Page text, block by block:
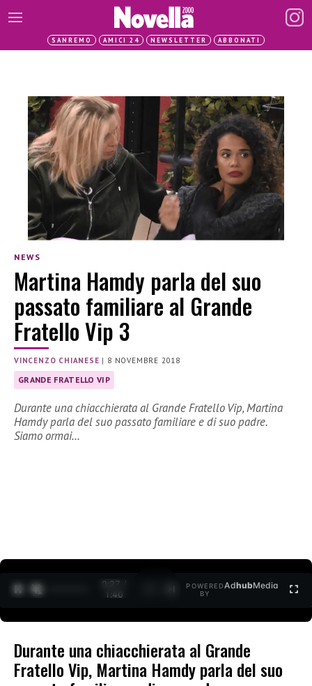
SANREMO AMICI 24 NEWSLETTER ABBONATI
NEWS
Martina Hamdy parla del suo
passato familiare al Grande
Fratello Vip 3
VINCENZO CHIANESE | 8 NOVEMBRE 2018
GRANDE FRATELLO VIP
Durante una chiacchierata al Grande Fratello Vip, Martina
Hamdy parla del suo passato familiare e di suo padre.
Siamo ormai…
0:27 /
1:40
POWERED
BY
AdhubMedia
Durante una chiacchierata al Grande
Fratello Vip, Martina Hamdy parla del suo